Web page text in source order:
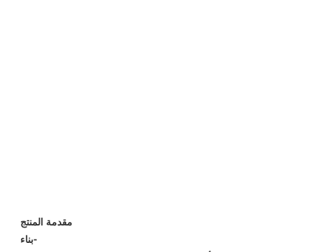
مقدمة المنتج
بناء-